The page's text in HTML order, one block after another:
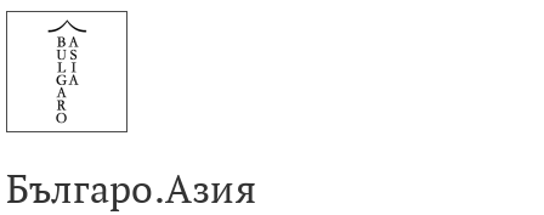
Към
съдържанието
Българо.Азия